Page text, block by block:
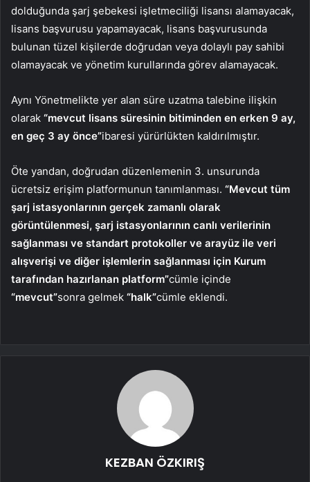
dolduğunda şarj şebekesi işletmeciliği lisansı alamayacak,
lisans başvurusu yapamayacak, lisans başvurusunda
bulunan tüzel kişilerde doğrudan veya dolaylı pay sahibi
olamayacak ve yönetim kurullarında görev alamayacak.
Aynı Yönetmelikte yer alan süre uzatma talebine ilişkin
olarak “mevcut lisans süresinin bitiminden en erken 9 ay,
en geç 3 ay önce”ibaresi yürürlükten kaldırılmıştır.
Öte yandan, doğrudan düzenlemenin 3. unsurunda
ücretsiz erişim platformunun tanımlanması. “Mevcut tüm
şarj istasyonlarının gerçek zamanlı olarak
görüntülenmesi, şarj istasyonlarının canlı verilerinin
sağlanması ve standart protokoller ve arayüz ile veri
alışverişi ve diğer işlemlerin sağlanması için Kurum
tarafından hazırlanan platform”cümle içinde
“mevcut”sonra gelmek “halk”cümle eklendi.
KEZBAN ÖZKIRIŞ